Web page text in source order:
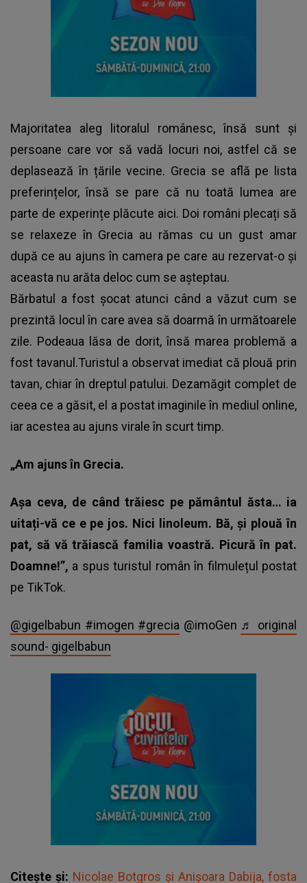
Majoritatea aleg litoralul românesc, însă sunt și
persoane care vor să vadă locuri noi, astfel că se
deplasează în țările vecine. Grecia se află pe lista
preferințelor, însă se pare că nu toată lumea are
parte de experințe plăcute aici. Doi români plecați să
se relaxeze în Grecia au rămas cu un gust amar
după ce au ajuns în camera pe care au rezervat-o și
aceasta nu arăta deloc cum se așteptau.
Bărbatul a fost șocat atunci când a văzut cum se
prezintă locul în care avea să doarmă în următoarele
zile. Podeaua lăsa de dorit, însă marea problemă a
fost tavanul.Turistul a observat imediat că plouă prin
tavan, chiar în dreptul patului. Dezamăgit complet de
ceea ce a găsit, el a postat imaginile în mediul online,
iar acestea au ajuns virale în scurt timp.
„Am ajuns în Grecia.
Așa ceva, de când trăiesc pe pământul ăsta… ia
uitați-vă ce e pe jos. Nici linoleum. Bă, și plouă în
pat, să vă trăiască familia voastră. Picură în pat.
Doamne!”, a spus turistul român în filmulețul postat
pe TikTok.
@gigelbabun #imogen #grecia @imoGen ♬ original
sound- gigelbabun
Citește și: Nicolae Botgros și Anișoara Dabija, fosta